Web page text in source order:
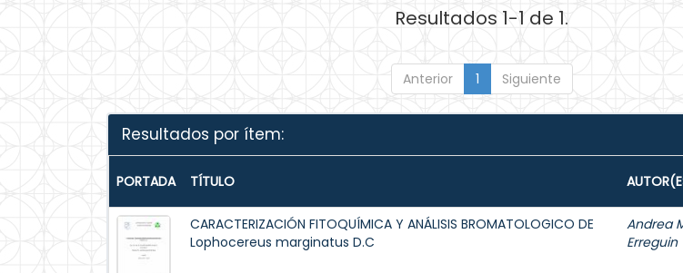
Resultados 1-1 de 1.
Anterior 1 Siguiente
Resultados por ítem:
PORTADA TÍTULO
CARACTERIZACIÓN FITOQUÍMICA Y ANÁLISIS BROMATOLOGICO DE
Lophocereus marginatus D.C
Andrea
Erreguin